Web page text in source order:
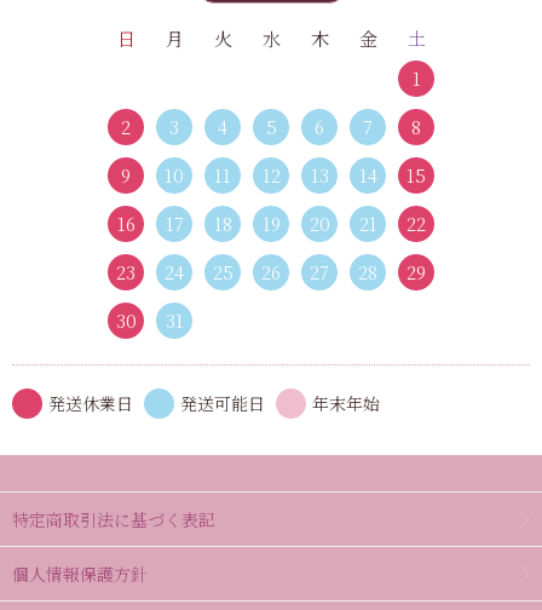
日 月 火 水 木 金
土
1
2
3 4 5 6 7
8
9
10 11 12 13 14
15
16
17 18 19 20 21
22
23
24 25 26 27 28
29
30
31
発送休業日 発送可能日 年末年始
特定商取引法に基づく表記
個人情報保護方針